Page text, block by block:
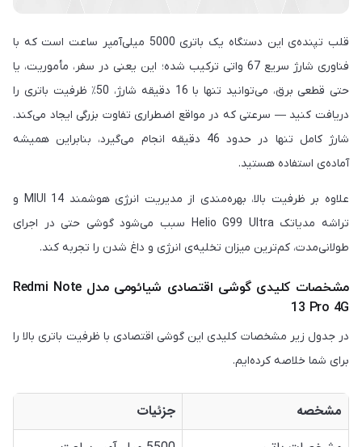
قلب تپنده‌ی این دستگاه یک باتری 5000 میلی‌آمپر ساعت است که با
فناوری شارژ سریع 67 واتی ترکیب شده؛ این یعنی در سفر، مأموریت، یا
حتی قطعی برق، می‌توانید تنها با 16 دقیقه شارژ، 50٪ ظرفیت باتری را
دریافت کنید — سرعتی که در مواقع اضطراری تفاوت بزرگی ایجاد می‌کند.
شارژ کامل تنها در حدود 46 دقیقه انجام می‌گیرد، بنابراین همیشه
آماده‌ی استفاده هستید.
علاوه بر ظرفیت بالا، بهره‌مندی از مدیریت انرژی هوشمند MIUI 14 و
تراشه مدیاتک Helio G99 Ultra سبب می‌شود گوشی حتی در اجرای
طولانی‌مدت، کم‌ترین میزان تخلیه‌ی انرژی و داغ شدن را تجربه کند.
مشخصات کلیدی گوشی اقتصادی شیائومی مدل Redmi Note
13 Pro 4G
در جدول زیر مشخصات کلیدی این گوشی اقتصادی با ظرفیت باتری بالا را
برای شما خلاصه کرده‌ایم.
مشخصه
جزئیات